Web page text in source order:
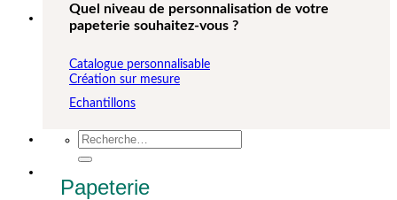
Recherche
pour :
Quel niveau de personnalisation de votre
papeterie souhaitez-vous ?
Catalogue personnalisable
Création sur mesure
Echantillons
Papeterie